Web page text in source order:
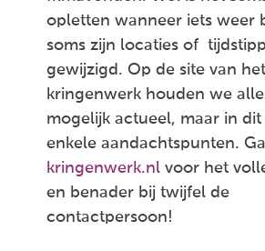
opletten wanneer iets weer
soms zijn locaties of
gewijzigd. Op de site van het
kringenwerk houden we
mogelijk actueel, maar in
enkele aandachtspunten.
kringenwerk.nl voor het
en benader bij twijfel de
contactpersoon!